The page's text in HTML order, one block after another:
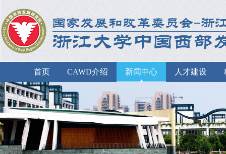
首页 CAWD介绍 新闻中心 人才建设